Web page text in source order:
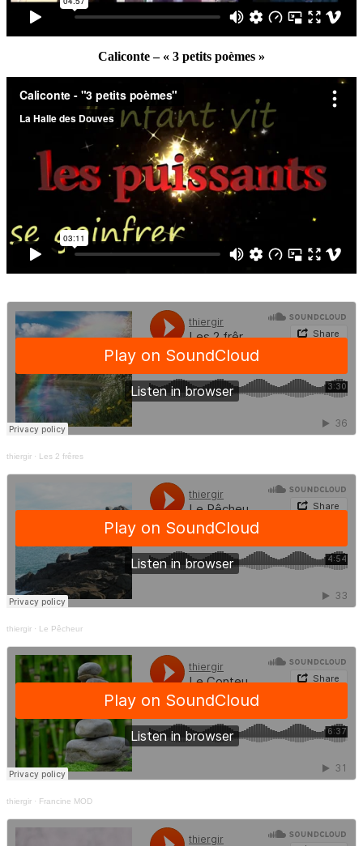
Caliconte – « 3 petits poèmes »
thiergir · Les 2 frêres
thiergir · Le Pêcheur
thiergir · Francine MOD